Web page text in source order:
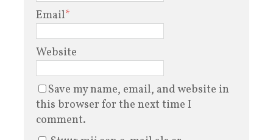
Email*
Website
Save my name, email, and website in
this browser for the next time I
comment.